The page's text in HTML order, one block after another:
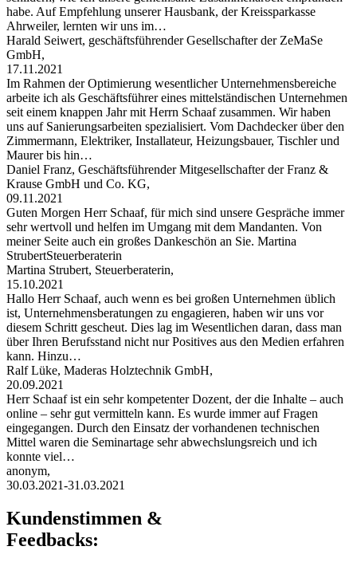
habe. Auf Empfehlung unserer Hausbank, der Kreissparkasse
Ahrweiler, lernten wir uns im…
Harald Seiwert, geschäftsführender Gesellschafter der ZeMaSe
GmbH,
17.11.2021
Im Rahmen der Optimierung wesentlicher Unternehmensbereiche
arbeite ich als Geschäftsführer eines mittelständischen Unternehmen
seit einem knappen Jahr mit Herrn Schaaf zusammen. Wir haben
uns auf Sanierungsarbeiten spezialisiert. Vom Dachdecker über den
Zimmermann, Elektriker, Installateur, Heizungsbauer, Tischler und
Maurer bis hin…
Daniel Franz, Geschäftsführender Mitgesellschafter der Franz &
Krause GmbH und Co. KG,
09.11.2021
Guten Morgen Herr Schaaf, für mich sind unsere Gespräche immer
sehr wertvoll und helfen im Umgang mit dem Mandanten. Von
meiner Seite auch ein großes Dankeschön an Sie. Martina
StrubertSteuerberaterin
Martina Strubert, Steuerberaterin,
15.10.2021
Hallo Herr Schaaf, auch wenn es bei großen Unternehmen üblich
ist, Unternehmensberatungen zu engagieren, haben wir uns vor
diesem Schritt gescheut. Dies lag im Wesentlichen daran, dass man
über Ihren Berufsstand nicht nur Positives aus den Medien erfahren
kann. Hinzu…
Ralf Lüke, Maderas Holztechnik GmbH,
20.09.2021
Herr Schaaf ist ein sehr kompetenter Dozent, der die Inhalte – auch
online – sehr gut vermitteln kann. Es wurde immer auf Fragen
eingegangen. Durch den Einsatz der vorhandenen technischen
Mittel waren die Seminartage sehr abwechslungsreich und ich
konnte viel…
anonym,
30.03.2021-31.03.2021
Kundenstimmen &
Feedbacks: